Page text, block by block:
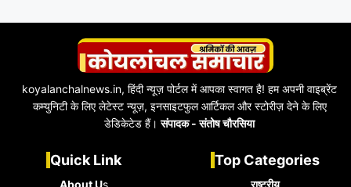
koyalanchalnews.in, हिंदी न्यूज़ पोर्टल में आपका स्वागत है! हम अपनी वाइब्रेंट
कम्युनिटी के लिए लेटेस्ट न्यूज़, इनसाइटफुल आर्टिकल और स्टोरीज़ देने के लिए
डेडिकेटेड हैं।संपादक - संतोष चौरसिया
Quick Link
About Us
Top Categories
राष्ट्रीय